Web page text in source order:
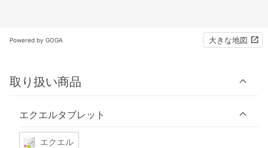
Powered by GOGA 大きな地図
取り扱い商品
エクエルタブレット
エクエル